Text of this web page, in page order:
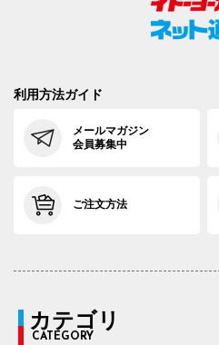
利用方法ガイド
メールマガジン
会員募集中
ご注文方法
カテゴリ
CATEGORY